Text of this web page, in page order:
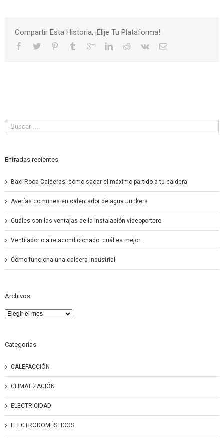
Compartir Esta Historia, ¡Elije Tu Plataforma!
Entradas recientes
Baxi Roca Calderas: cómo sacar el máximo partido a tu caldera
Averías comunes en calentador de agua Junkers
Cuáles son las ventajas de la instalación videoportero
Ventilador o aire acondicionado: cuál es mejor
Cómo funciona una caldera industrial
Archivos
Archivos
Categorías
CALEFACCIÓN
CLIMATIZACIÓN
ELECTRICIDAD
ELECTRODOMÉSTICOS